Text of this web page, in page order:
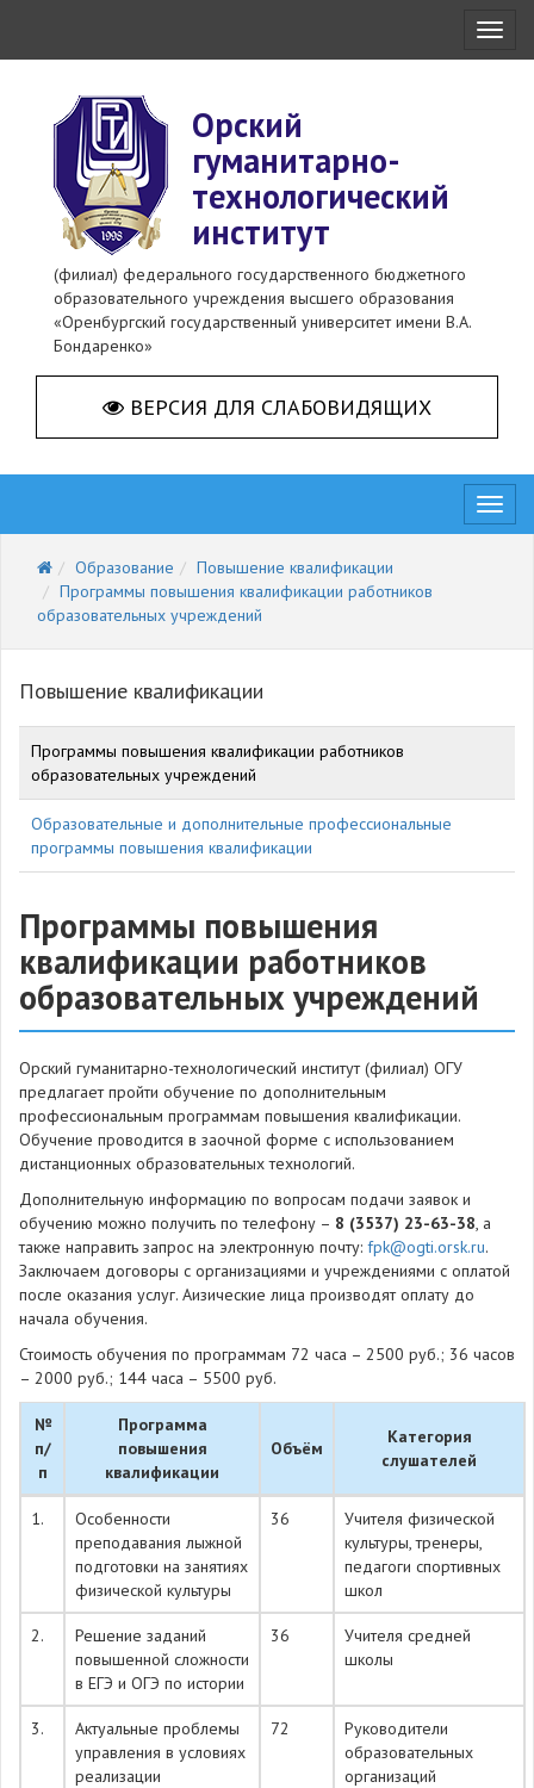
Орский
гуманитарно-
технологический
институт
(филиал) федерального государственного бюджетного
образовательного учреждения высшего образования
«Оренбургский государственный университет имени В.А.
Бондаренко»
ВЕРСИЯ ДЛЯ СЛАБОВИДЯЩИХ
Образование
Повышение квалификации
Программы повышения квалификации работников
образовательных учреждений
Повышение квалификации
Программы повышения квалификации работников
образовательных учреждений
Образовательные и дополнительные профессиональные
программы повышения квалификации
Программы повышения
квалификации работников
образовательных учреждений
Орский гуманитарно-технологический институт (филиал) ОГУ
предлагает пройти обучение по дополнительным
профессиональным программам повышения квалификации.
Обучение проводится в заочной форме с использованием
дистанционных образовательных технологий.
Дополнительную информацию по вопросам подачи заявок и
обучению можно получить по телефону – 8 (3537) 23-63-38, а
также направить запрос на электронную почту: fpk@ogti.orsk.ru.
Заключаем договоры с организациями и учреждениями с оплатой
после оказания услуг. Aизические лица производят оплату до
начала обучения.
Стоимость обучения по программам 72 часа – 2500 руб.; 36 часов
– 2000 руб.; 144 часа – 5500 руб.
№
п/
п
Программа
повышения
квалификации
Объём
Категория
слушателей
1.
Особенности
преподавания лыжной
подготовки на занятиях
физической культуры
36
Учителя физической
культуры, тренеры,
педагоги спортивных
школ
2.
Решение заданий
повышенной сложности
в ЕГЭ и ОГЭ по истории
36
Учителя средней
школы
3.
Актуальные проблемы
управления в условиях
реализации
72
Руководители
образовательных
организаций